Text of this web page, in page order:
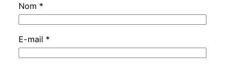
Nom *
E-mail *